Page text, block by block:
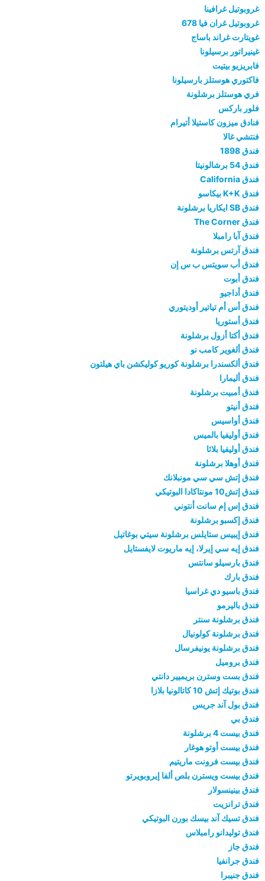
غروبوتيل غرافينا
غروبوتيل غران فيا 678
غويتارت غراند باساج
غينيراتور برسيلونا
فابريزيو بيتيت
فاكتوري هوستلز بارسيلونا
فري هوستلز برشلونة
فلور باركس
فنادق ميزون كاستيلا أتيرام
فنتشي غالا
فندق 1898
فندق 54 برشالونيتا
فندق California
فندق K+K بيكاسو
فندق SB ايكاريا برشلونة
فندق The Corner
فندق آبا رامبلا
فندق آرتس برشلونة
فندق أب سويتس ب س إن
فندق أبوت
فندق أداجيو
فندق أس أم تياتير أوديتوري
فندق أستوريا
فندق أكتا أزول برشلونة
فندق ألغوير كامب نو
فندق ألكسندرا برشلونة كوريو كوليكشن باي هيلتون
فندق أليمارا
فندق أمبيت برشلونة
فندق أنيتو
فندق أواسيس
فندق أوليفيا بالميس
فندق أوليفيا بلاثا
فندق أوهلا برشلونة
فندق إتش سي سي مونبلانك
فندق إتش10 مونتاكادا البوتيكي
فندق إس إم سانت أنتوني
فندق إكسبو برشلونة
فندق إيبيس ستايلس برشلونة سيتي بوغاتيل
فندق إيه سي إيرلا، إيه ماريوت لايفستايل
فندق بارسيلو سانتس
فندق بارك
فندق باسيو دي غراسيا
فندق باليرمو
فندق برشلونة سنتر
فندق برشلونة كولونيال
فندق برشلونة يونيفرسال
فندق بروميل
فندق بست وسترن بريميير دانتي
فندق بوتيك إتش 10 كاتالونيا بلازا
فندق بول آند جريس
فندق بي
فندق بيست 4 برشلونة
فندق بيست أوتو هوغار
فندق بيست فرونت ماريتيم
فندق بيست ويسترن بلص ألفا إيروبويرتو
فندق بينينسولار
فندق ترانزيت
فندق تسيك آند بيسك بورن البوتيكي
فندق توليدانو رامبلاس
فندق جاز
فندق جرانفيا
فندق جنيبرا